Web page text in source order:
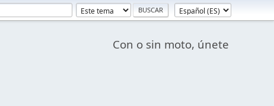
Con o sin moto, únete